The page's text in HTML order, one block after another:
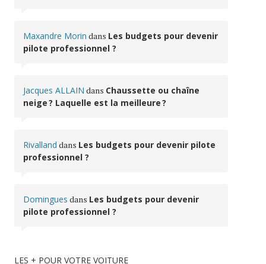
Maxandre Morin dans Les budgets pour devenir
pilote professionnel ?
Jacques ALLAIN dans Chaussette ou chaîne
neige ? Laquelle est la meilleure ?
Rivalland dans Les budgets pour devenir pilote
professionnel ?
Domingues dans Les budgets pour devenir
pilote professionnel ?
LES + POUR VOTRE VOITURE